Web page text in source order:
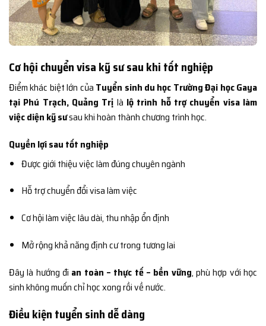
Cơ hội chuyển visa kỹ sư sau khi tốt nghiệp
Điểm khác biệt lớn của Tuyển sinh du học Trường Đại học Gaya
tại Phú Trạch, Quảng Trị là lộ trình hỗ trợ chuyển visa làm
việc diện kỹ sưsau khi hoàn thành chương trình học.
Quyền lợi sau tốt nghiệp
Được giới thiệu việc làm đúng chuyên ngành
Hỗ trợ chuyển đổi visa làm việc
Cơ hội làm việc lâu dài, thu nhập ổn định
Mở rộng khả năng định cư trong tương lai
Đây là hướng đi an toàn – thực tế – bền vững, phù hợp với học
sinh không muốn chỉ học xong rồi về nước.
Điều kiện tuyển sinh dễ dàng